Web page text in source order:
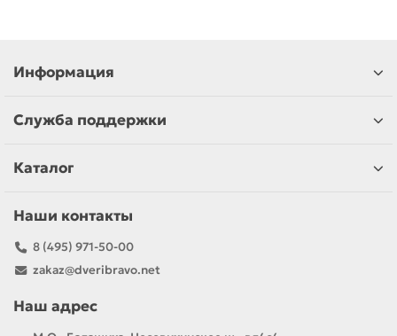
Информация
Служба поддержки
Каталог
Наши контакты
8 (495) 971-50-00
zakaz@dveribravo.net
Наш адрес